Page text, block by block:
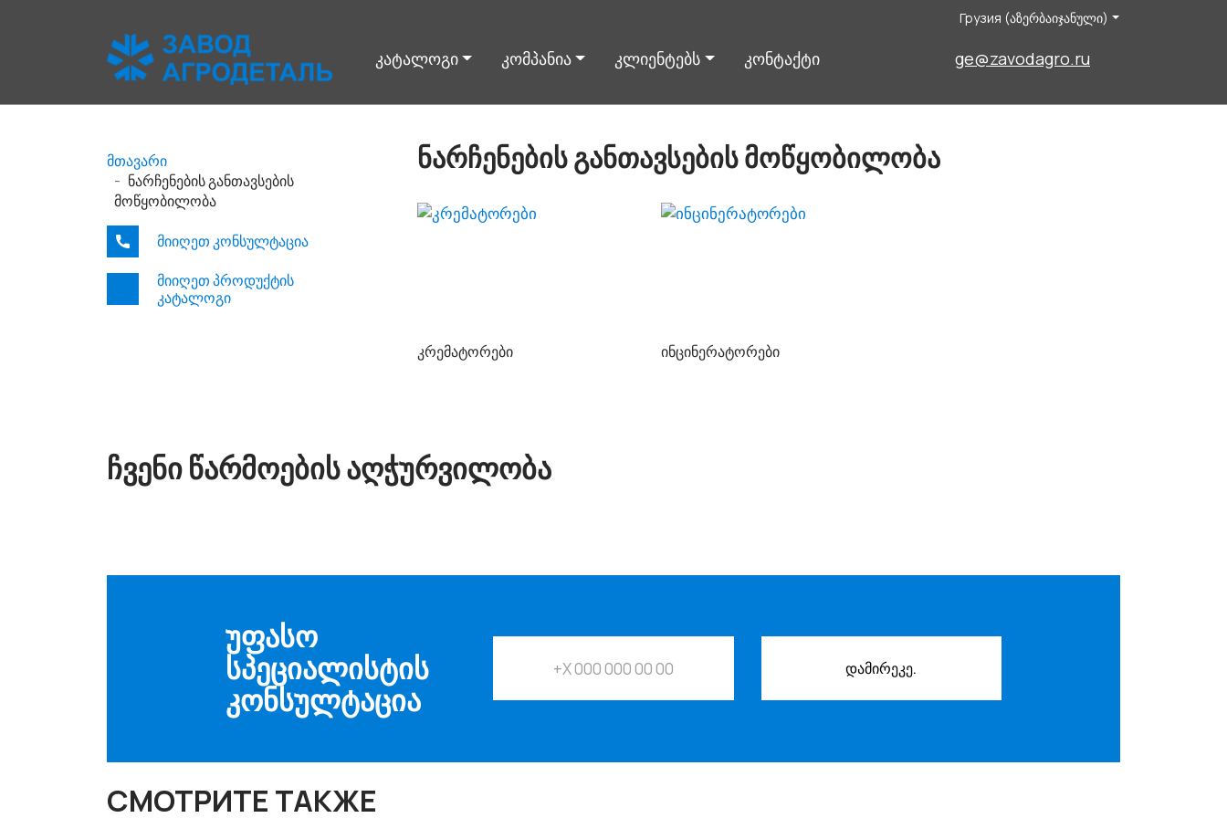
Грузия (აზერბაიჯანული)
კატალოგი კომპანია კლიენტებს კონტაქტი ge@zavodagro.ru
მთავარი
ნარჩენების განთავსების
მოწყობილობა
მიიღეთ კონსულტაცია
მიიღეთ პროდუქტის
კატალოგი
ნარჩენების განთავსების მოწყობილობა
კრემატორები ინცინერატორები
ᲩᲕᲔᲜᲘ ᲬᲐᲠᲛᲝᲔᲑᲘᲡ ᲐᲦᲭᲣᲠᲕᲘᲚᲝᲑᲐ
ᲣᲤᲐᲡᲝ
ᲡᲞᲔᲪᲘᲐᲚᲘᲡᲢᲘᲡ
ᲙᲝᲜᲡᲣᲚᲢᲐᲪᲘᲐ
დამირეკე.
СМОТРИТЕ ТАКЖЕ